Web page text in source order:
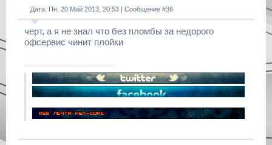
Дата: Пн, 20 Май 2013, 20:53 | Сообщение #36
черт, а я не знал что без пломбы за недорого
офсервис чинит плойки